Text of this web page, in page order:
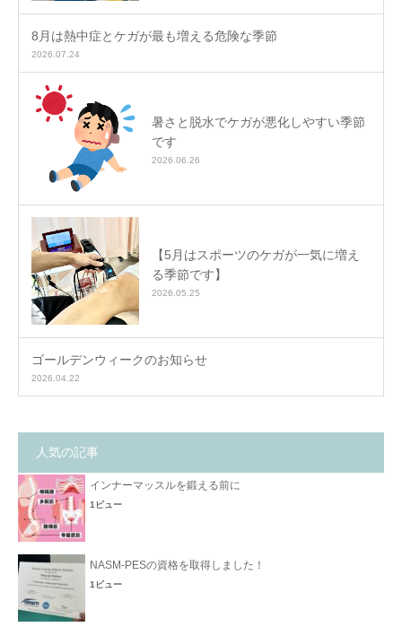
8月は熱中症とケガが最も増える危険な季節
2026.07.24
暑さと脱水でケガが悪化しやすい季節
です
2026.06.26
【5月はスポーツのケガが一気に増え
る季節です】
2026.05.25
ゴールデンウィークのお知らせ
2026.04.22
人気の記事
インナーマッスルを鍛える前に
1ビュー
NASM-PESの資格を取得しました！
1ビュー